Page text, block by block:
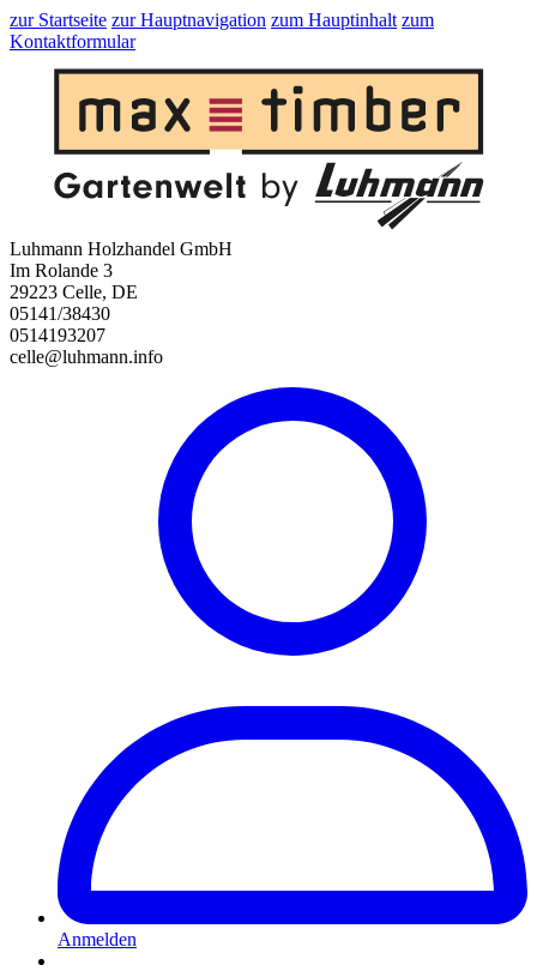
zur Startseite zur Hauptnavigation zum Hauptinhalt zum
Kontaktformular
Luhmann Holzhandel GmbH
Im Rolande 3
29223 Celle, DE
05141/38430
0514193207
celle@luhmann.info
Anmelden